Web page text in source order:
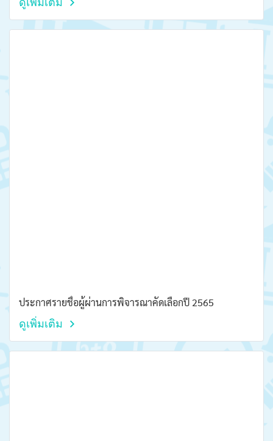
ประกาศรายชื่อผู้ผ่านการพิจารณาคัดเลือกปี 2565
ดูเพิ่มเติม